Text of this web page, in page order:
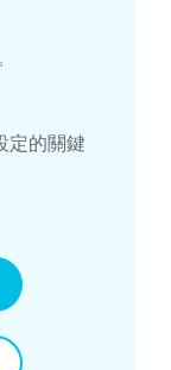
定的關鍵